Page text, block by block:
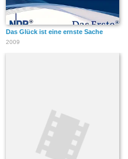
Das Glück ist eine ernste Sache
2009